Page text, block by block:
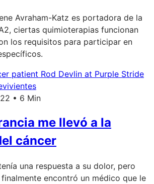
Avraham-Katz es portadora de la
ciertas quimioterapias funcionan
los requisitos para participar en
• 6 Min
me llevó a la
cáncer
una respuesta a su dolor, pero
encontró un médico que le